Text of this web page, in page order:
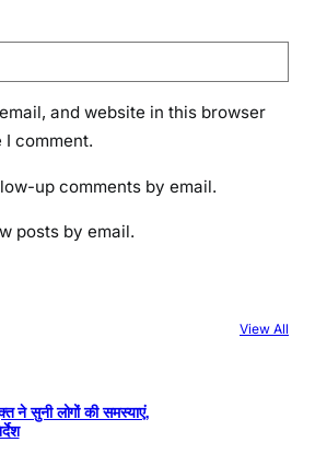
and website in this browser
comment.
up comments by email.
posts by email.
View All
ने सुनी लोगों की समस्याएं,